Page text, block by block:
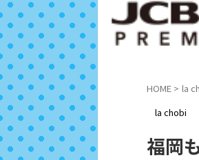
HOME > la
la chobi
福岡